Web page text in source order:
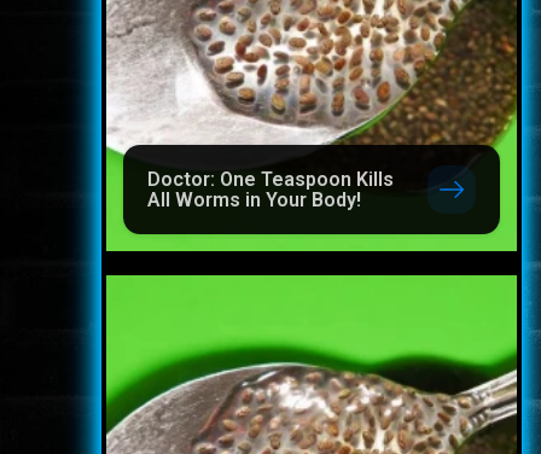
Doctor: One Teaspoon Kills
All Worms in Your Body!